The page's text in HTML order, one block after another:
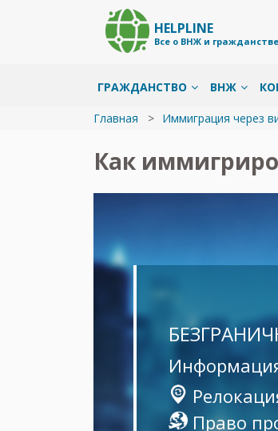
HELPLINE
Все о ВНЖ и гражданстве
ГРАЖДАНСТВО ВНЖ
Главная Иммиграция через
Как
Право